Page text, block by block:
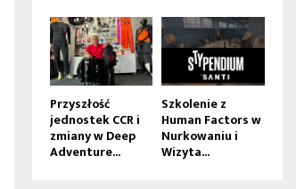
Przyszłość
jednostek CCR i
zmiany w Deep
Adventure...
Szkolenie z
Human Factors w
Nurkowaniu i
Wizyta...